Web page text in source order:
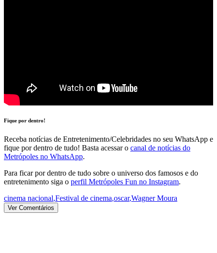
Fique por dentro!
Receba notícias de Entretenimento/Celebridades no seu WhatsApp e
fique por dentro de tudo! Basta acessar o canal de notícias do
Metrópoles no WhatsApp.
Para ficar por dentro de tudo sobre o universo dos famosos e do
entretenimento siga o perfil Metrópoles Fun no Instagram.
cinema nacional,Festival de cinema,oscar,Wagner Moura
Ver Comentários